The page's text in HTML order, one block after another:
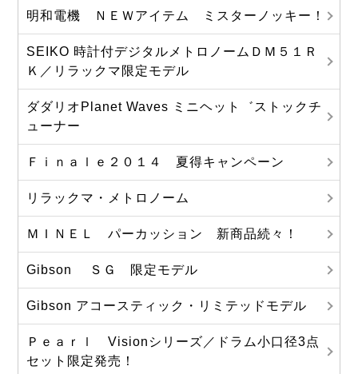
明和電機 ＮＥＷアイテム ミスターノッキー！
SEIKO 時計付デジタルメトロノームＤＭ５１Ｒ
Ｋ／リラックマ限定モデル
ダダリオPlanet Waves ミニヘット゛ストックチ
ューナー
Ｆｉｎａｌｅ２０１４ 夏得キャンペーン
リラックマ・メトロノーム
ＭＩＮＥＬ パーカッション 新商品続々！
Gibson ＳＧ 限定モデル
Gibson アコースティック・リミテッドモデル
Ｐｅａｒｌ Visionシリーズ／ドラム小口径3点
セット限定発売！